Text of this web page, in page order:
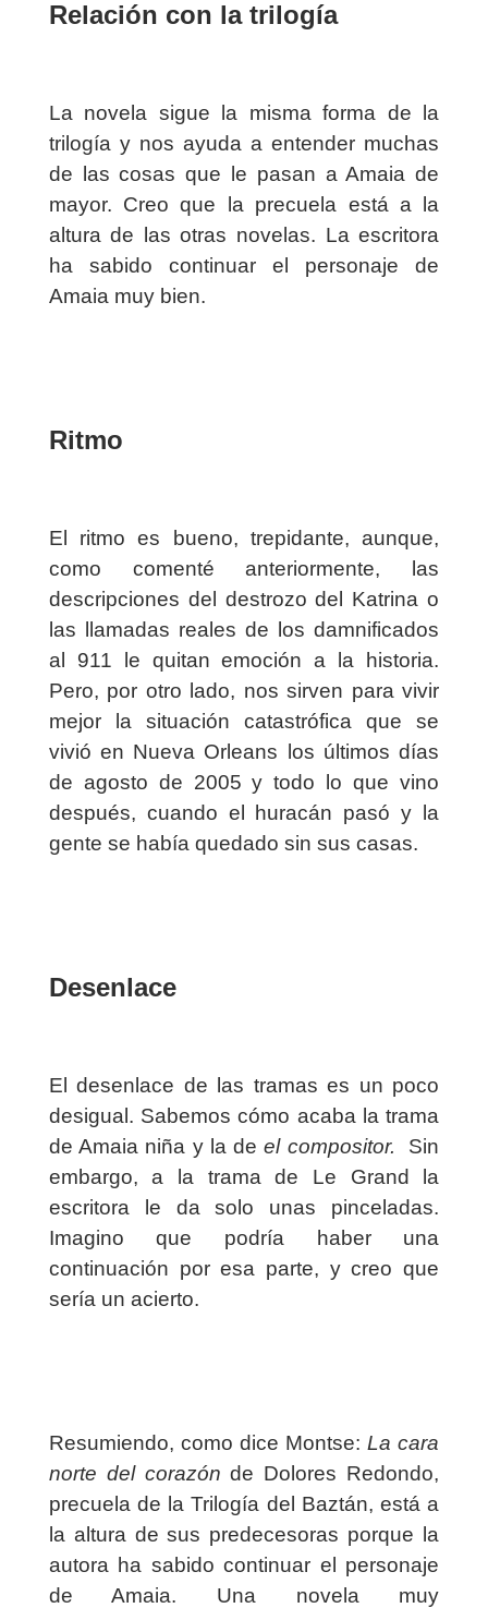
Relación con la trilogía
La novela sigue la misma forma de la
trilogía y nos ayuda a entender muchas
de las cosas que le pasan a Amaia de
mayor. Creo que la precuela está a la
altura de las otras novelas. La escritora
ha sabido continuar el personaje de
Amaia muy bien.
Ritmo
El ritmo es bueno, trepidante, aunque,
como comenté anteriormente, las
descripciones del destrozo del Katrina o
las llamadas reales de los damnificados
al 911 le quitan emoción a la historia.
Pero, por otro lado, nos sirven para vivir
mejor la situación catastrófica que se
vivió en Nueva Orleans los últimos días
de agosto de 2005 y todo lo que vino
después, cuando el huracán pasó y la
gente se había quedado sin sus casas.
Desenlace
El desenlace de las tramas es un poco
desigual. Sabemos cómo acaba la trama
de Amaia niña y la deel compositor.
Sin
embargo, a la trama de Le Grand la
escritora le da solo unas pinceladas.
Imagino que podría haber una
continuación por esa parte, y creo que
sería un acierto.
Resumiendo, como dice Montse:La cara
norte del corazón de Dolores Redondo,
precuela de la Trilogía del Baztán, está a
la altura de sus predecesoras porque la
autora ha sabido continuar el personaje
de Amaia. Una novela muy